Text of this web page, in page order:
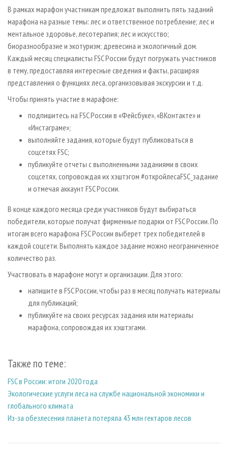
БИОЭНЕРГЕТИКА
ЦБП
ИНСТРУМЕНТ И МАТЕРИАЛЫ
RUSSIAN FORESTRY REVIEW
ГАЗЕТА ЛЕСПРОМФОРУМ
БИБЛИОТЕКА СПЕЦИАЛИСТА
В рамках марафон участникам предложат выполнить пять заданий
марафона на разные темы: лес и ответственное потребление; лес и
ментальное здоровье, лесотерапия; лес и искусство;
биоразнообразие и экотуризм; древесина и экологичный дом.
Каждый месяц специалисты FSC России будут погружать участников
в тему, предоставляя интересные сведения и факты, расширяя
представления о функциях леса, организовывая экскурсии и т.д.
Чтобы принять участие в марафоне:
подпишитесь на FSC России в «Фейсбуке», «ВКонтакте» и
«Инстаграме»;
выполняйте задания, которые будут публиковаться в
соцсетях FSC;
публикуйте отчеты с выполненными заданиями в своих
соцсетях, сопровождая их хэштэгом #откройлесаFSC_задание
и отмечая аккаунт FSC России.
В конце каждого месяца среди участников будут выбираться
победители, которые получат фирменные подарки от FSC России. По
итогам всего марафона FSC России выберет трех победителей в
каждой соцсети. Выполнять каждое задание можно неограниченное
количество раз.
Участвовать в марафоне могут и организации. Для этого:
напишите в FSC России, чтобы раз в месяц получать материалы
для публикаций;
публикуйте на своих ресурсах задания или материалы
марафона, сопровождая их хэштэгами.
Также по теме:
FSC в России: итоги 2020 года
Экологические услуги леса на службе национальной экономики и
глобального климата
Из-за обезлесения планета потеряла 43 млн гектаров лесов